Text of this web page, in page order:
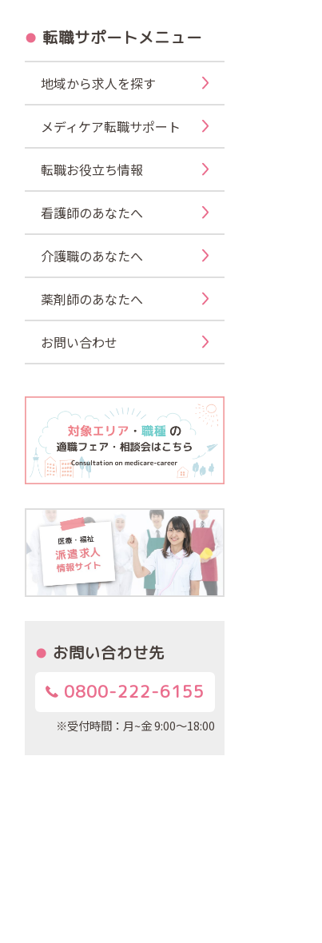
転職サポートメニュー
地域から求人を探す
メディケア転職サポート
転職お役立ち情報
看護師のあなたへ
介護職のあなたへ
薬剤師のあなたへ
お問い合わせ
お問い合わせ先
0800-222-6155
※受付時間：月~金 9:00～18:00